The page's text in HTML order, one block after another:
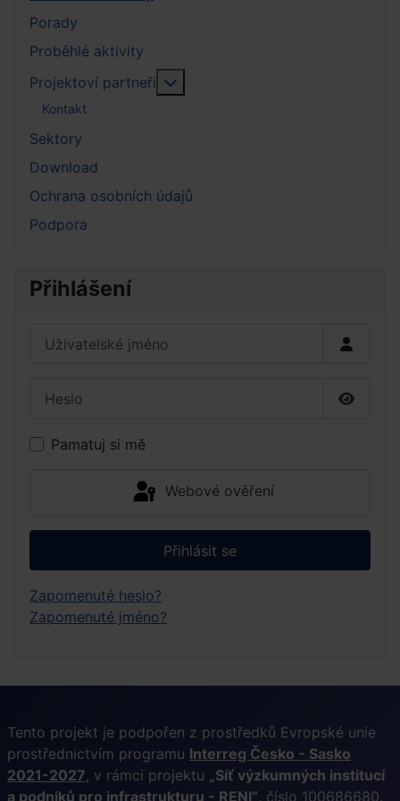
Porady
Proběhlé aktivity
Projektoví partneři
Kontakt
Sektory
Download
Ochrana osobních údajů
Podpora
Přihlášení
Pamatuj si mě
Webové ověření
Přihlásit se
Zapomenuté heslo?
Zapomenuté jméno?
Tento projekt je podpořen z prostředků Evropské unie
prostřednictvím programu Interreg Česko - Sasko
2021-2027, v rámci projektu „Síť výzkumných institucí
a podniků pro infrastrukturu - RENI“, číslo 100686680.